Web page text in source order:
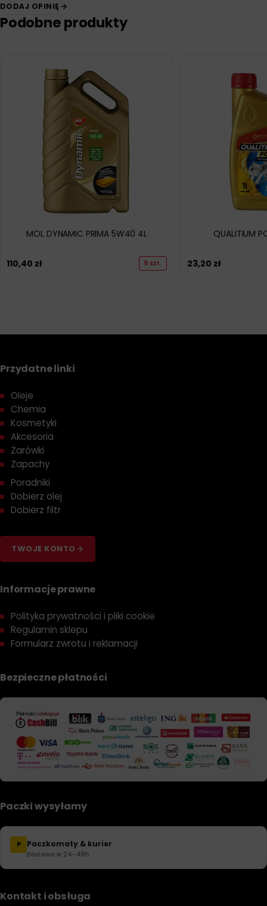
DODAJ OPINIĘ
Podobne produkty
MOL DYNAMIC PRIMA 5W40 4L
110,40 zł 5 szt.
QUALITIUM
23,20 zł
Przydatne linki
Oleje
Chemia
Kosmetyki
Akcesoria
Żarówki
Zapachy
Poradniki
Dobierz olej
Dobierz filtr
TWOJE KONTO
Informacje prawne
Polityka prywatności i pliki cookie
Regulamin sklepu
Formularz zwrotu i reklamacji
Bezpieczne płatności
Paczki wysyłamy
P Paczkomaty & kurier
Dostawa w 24–48h
Kontakt i obsługa